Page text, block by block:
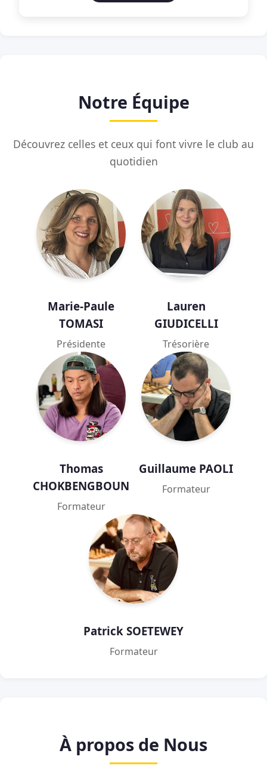
Notre Équipe
Découvrez celles et ceux qui font vivre le club au
quotidien
Marie-Paule
TOMASI
Présidente
Lauren
GIUDICELLI
Trésorière
Thomas
CHOKBENGBOUN
Formateur
Guillaume PAOLI
Formateur
Patrick SOETEWEY
Formateur
À propos de Nous